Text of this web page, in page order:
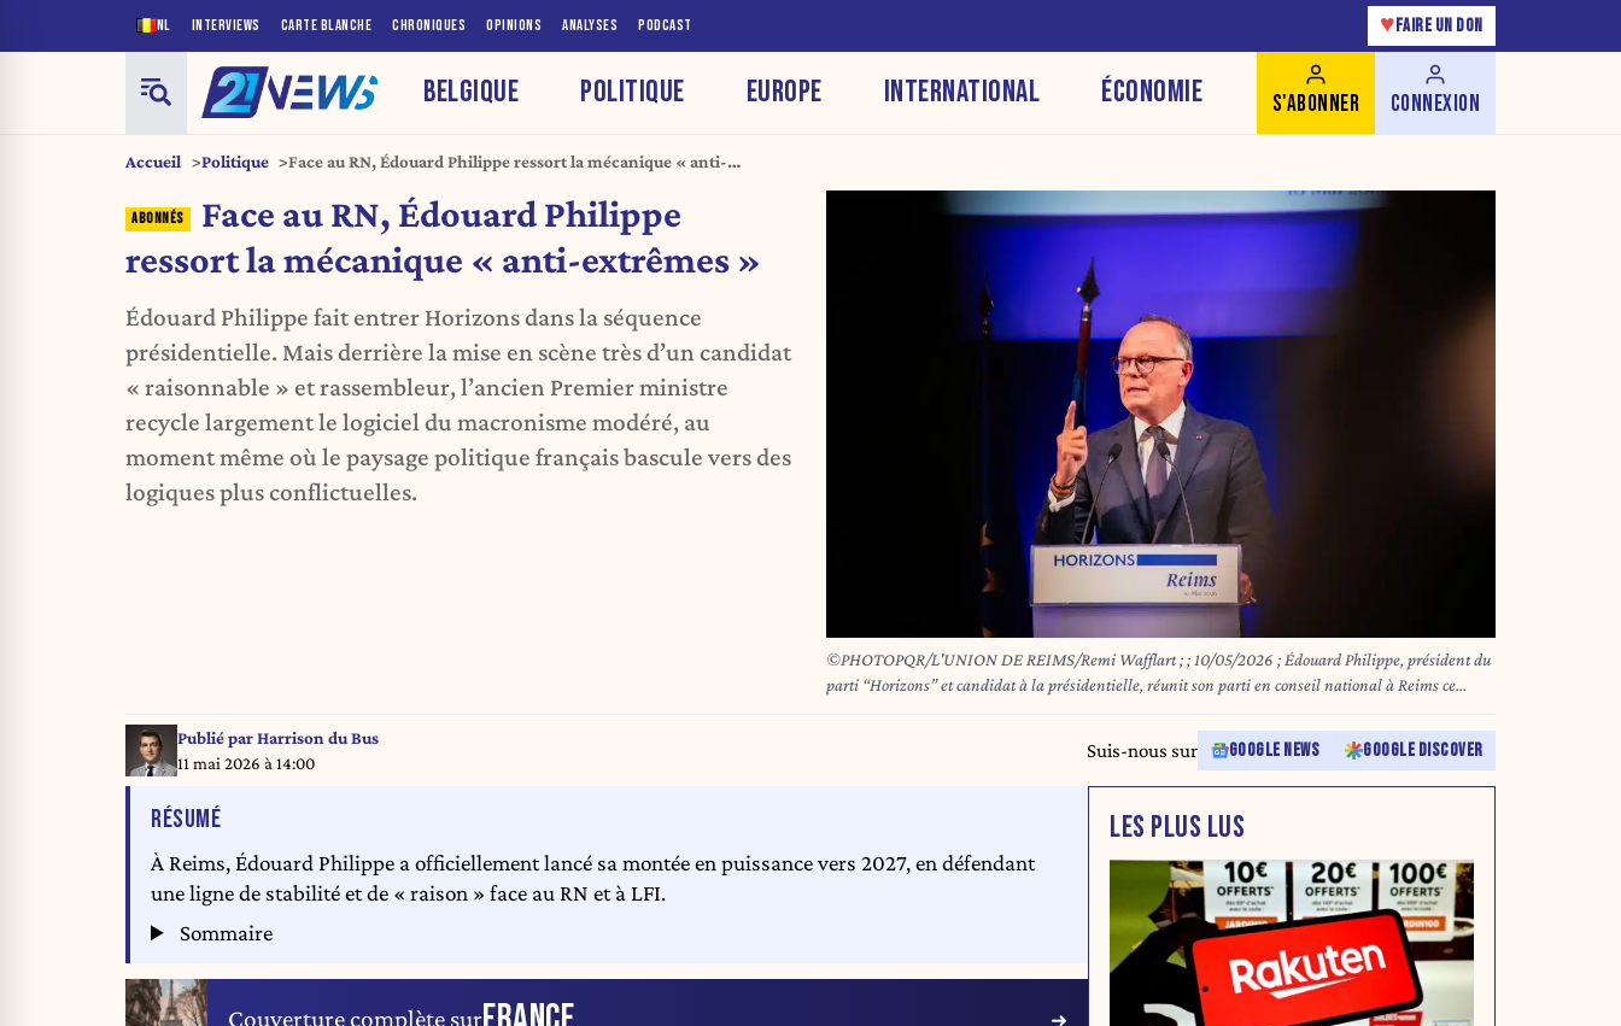
NL INTERVIEWS CARTE BLANCHE CHRONIQUES OPINIONS ANALYSES PODCAST ♥ FAIRE UN DON
BELGIQUE POLITIQUE EUROPE INTERNATIONAL ÉCONOMIE S'ABONNER CONNEXION
Accueil Politique
Face au RN, Édouard Philippe ressort la mécanique « anti-
Face au RN, Édouard Philippe
ressort la mécanique « anti-extrêmes »
Édouard Philippe fait entrer Horizons dans la séquence
présidentielle. Mais derrière la mise en scène très d’un candidat
« raisonnable » et rassembleur, l’ancien Premier ministre
recycle largement le logiciel du macronisme modéré, au
moment même où le paysage politique français bascule vers des
logiques plus conflictuelles.
©PHOTOPQR/L'UNION DE REIMS/Remi Wafflart ; ; 10/05/2026 ; Édouard Philippe, président du
parti “Horizons” et candidat à la présidentielle, réunit son parti en conseil national à Reims ce
dimanche 10 mai.
Publié parHarrison du Bus
11 mai 2026 à 14:00
Suis-nous sur GOOGLE NEWS GOOGLE DISCOVER
RÉSUMÉDE L'ARTICLE
À Reims, Édouard Philippe a officiellement lancé sa montée en puissance vers 2027, en défendant
une ligne de stabilité et de « raison » face au RN et à LFI.
Sommaire
Couverture complète sur
LES PLUS LUS